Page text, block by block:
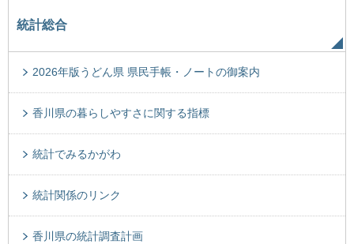
統計総合
2026年版うどん県 県民手帳・ノートの御案内
香川県の暮らしやすさに関する指標
統計でみるかがわ
統計関係のリンク
香川県の統計調査計画